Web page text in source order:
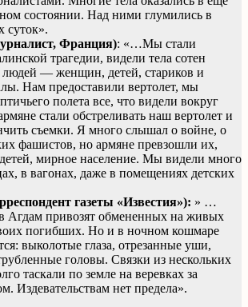
состоянии. Над ними глумились в
суток».
Франция): «…Мы стали
трагедии, видели тела сотен
— женщин, детей, стариков и
Нам предоставили вертолет, мы
полета все, что видели вокруг
стали обстреливать наш вертолет и
съемки. Я много слышал о войне, о
фашистов, но армяне превзошли их,
мирное население. Мы видели много
в вагонах, даже в помещениях детских
газеты «Известия»): » …
Агдам привозят обмененных на живых
погибших. Но и в ночном кошмаре
выколотые глаза, отрезанные уши,
головы. Связки из нескольких
таскали по земле на веревках за
Издевательствам нет предела».